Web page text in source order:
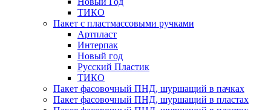
ТИКО
Пакет с пластмассовыми ручками
Артпласт
Интерпак
Новый год
Русский Пластик
ТИКО
Пакет фасовочный ПНД, шуршащий в пачках
Пакет фасовочный ПНД, шуршащий в пластах